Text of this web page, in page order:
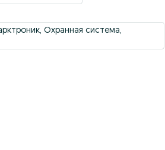
Охранная система,